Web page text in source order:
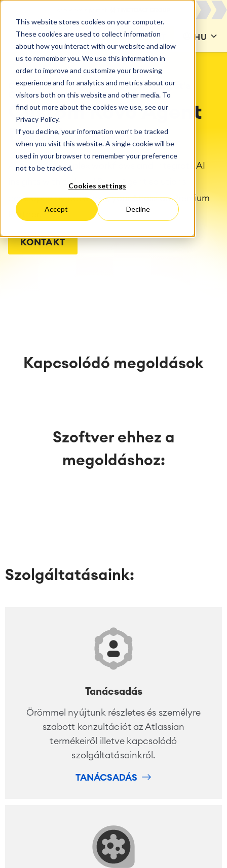
This website stores cookies on your computer.
These cookies are used to collect information
about how you interact with our website and allow
us to remember you. We use this information in
order to improve and customize your browsing
experience and for analytics and metrics about our
visitors both on this website and other media. To
find out more about the cookies we use, see our
Privacy Policy.
If you decline, your information won’t be tracked
when you visit this website. A single cookie will be
used in your browser to remember your preference
not to be tracked.
Cookies settings
Accept Decline
KAPCSOLAT HU
Custom Rovo Agent Development: Let's
Create Your Own Rovo Agent
Custom Rovo Agent
Development
Automate complex workflows and integrate AI
insights with tailored Rovo Agent solutions
developed by catworkx, your Atlassian Premium
Partner.
KONTAKT
Kapcsolódó megoldások
Szoftver ehhez a
megoldáshoz:
Szolgáltatásaink:
Tanácsadás
Örömmel nyújtunk részletes és személyre
szabott konzultációt az Atlassian
termékeiről illetve kapcsolódó
szolgáltatásainkról.
TANÁCSADÁS